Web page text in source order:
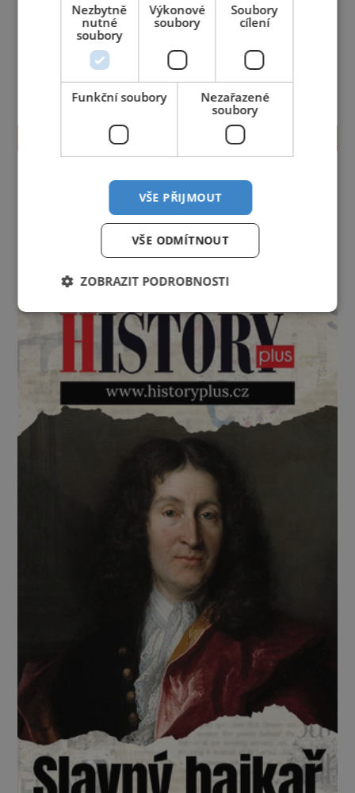
Královéhradecký krajLiberecký kraj
Moravskoslezský kraj
Olomoucký kraj
Pardubický kraj
Praha
Středočeský krajÚstecký kraj
Vysočina
Nezbytně
nutné
soubory
Výkonové
soubory
Soubory
cílení
Funkční soubory
Nezařazené
soubory
VŠE PŘIJMOUT
VŠE ODMÍTNOUT
ZOBRAZIT PODROBNOSTI